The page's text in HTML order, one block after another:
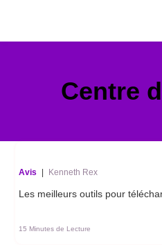
Centre
Avis Kenneth Rex
Les meilleurs outils pour
15 Minutes de Lecture